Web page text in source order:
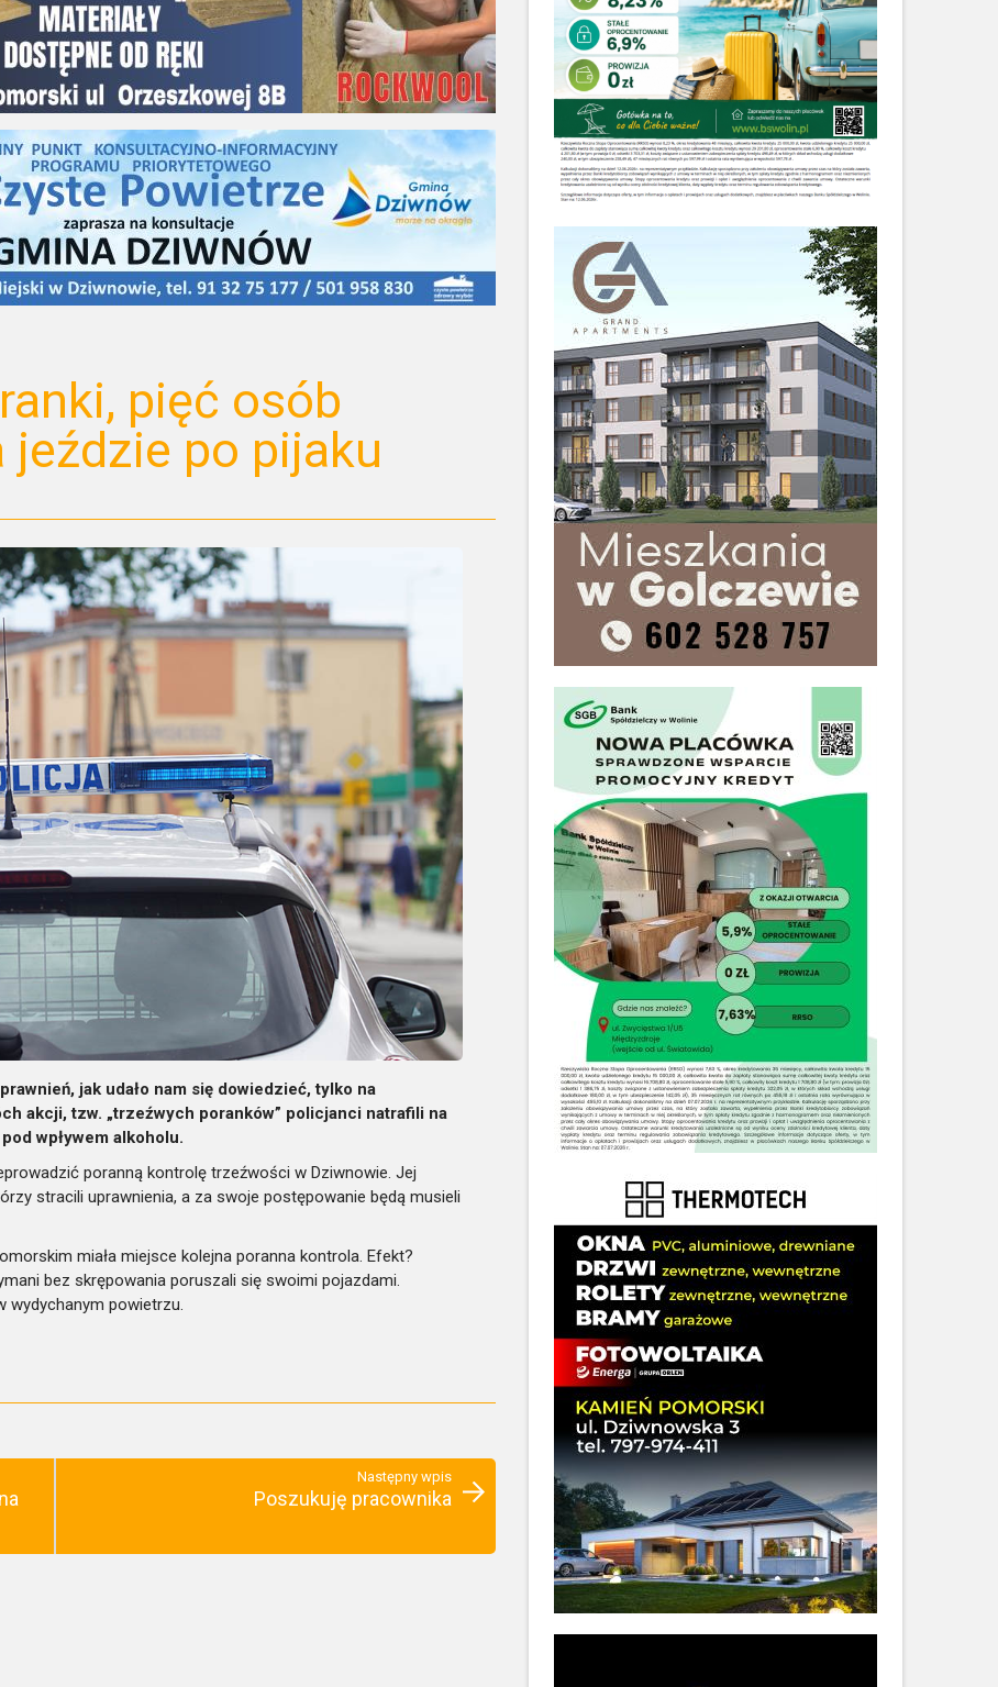
pięć osób
jeździe po pijaku
jak udało nam się dowiedzieć, tylko na
akcji, tzw. „trzeźwych poranków” policjanci natrafili na
wpływem alkoholu.
poranną kontrolę trzeźwości w Dziwnowie. Jej
stracili uprawnienia, a za swoje postępowanie będą musieli
miała miejsce kolejna poranna kontrola. Efekt?
bez skrępowania poruszali się swoimi pojazdami.
wydychanym powietrzu.
Następny wpis
Poszukuję pracownika